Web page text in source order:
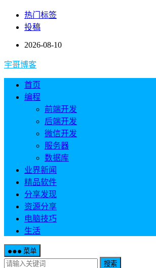
热门标签
投稿
2026-08-10
宇哥博客
首页
编程
前端开发
后端开发
微信开发
服务器
数据库
业界新闻
精品软件
分享发现
资源分享
电脑技巧
生活
菜单
搜索